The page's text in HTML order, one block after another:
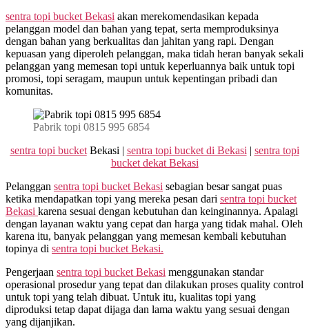
sentra topi bucket Bekasi akan merekomendasikan kepada
pelanggan model dan bahan yang tepat, serta memproduksinya
dengan bahan yang berkualitas dan jahitan yang rapi. Dengan
kepuasan yang diperoleh pelanggan, maka tidah heran banyak sekali
pelanggan yang memesan topi untuk keperluannya baik untuk topi
promosi, topi seragam, maupun untuk kepentingan pribadi dan
komunitas.
Pabrik topi 0815 995 6854
sentra topi bucketBekasi | sentra topi bucket di Bekasi | sentra topi
bucket dekat Bekasi
Pelanggan sentra topi bucket Bekasi sebagian besar sangat puas
ketika mendapatkan topi yang mereka pesan dari sentra topi bucket
Bekasi karena sesuai dengan kebutuhan dan keinginannya. Apalagi
dengan layanan waktu yang cepat dan harga yang tidak mahal. Oleh
karena itu, banyak pelanggan yang memesan kembali kebutuhan
topinya di sentra topi bucket Bekasi.
Pengerjaan sentra topi bucket Bekasi menggunakan standar
operasional prosedur yang tepat dan dilakukan proses quality control
untuk topi yang telah dibuat. Untuk itu, kualitas topi yang
diproduksi tetap dapat dijaga dan lama waktu yang sesuai dengan
yang dijanjikan.